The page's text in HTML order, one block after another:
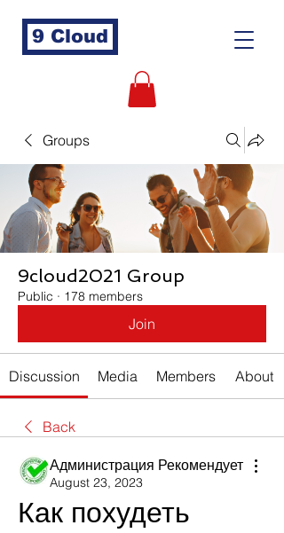
9 Cloud
Groups
9cloud2021 Group
Public · 178 members
Join
Discussion Media Members About
Back
Администрация Рекомендует
August 23, 2023
Как похудеть